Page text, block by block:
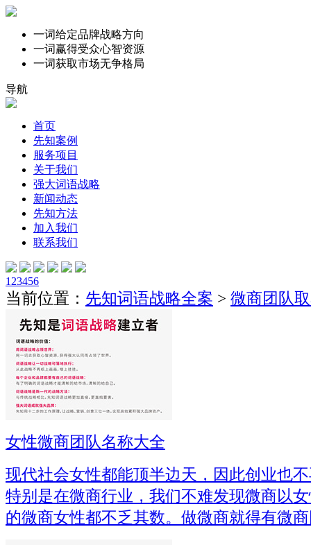
一词给定品牌战略方向
一词赢得受众心智资源
一词获取市场无争格局
导航
首页
先知案例
服务项目
关于我们
强大词语战略
新闻动态
先知方法
加入我们
联系我们
1 23456
当前位置： 先知词语战略全案 > 微商团队
女性微商团队名称大全
现代社会女性都能顶半边天，因此创业也
特别是在微商行业，我们不难发现微商以
的微商女性都不乏其数。做微商就得有微